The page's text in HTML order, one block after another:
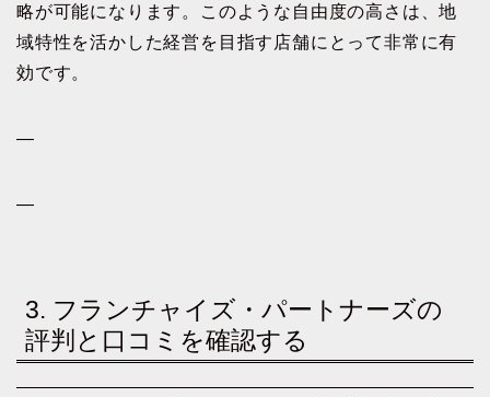
略が可能になります。このような自由度の高さは、地
域特性を活かした経営を目指す店舗にとって非常に有
効です。
—
—
3. フランチャイズ・パートナーズの
評判と口コミを確認する